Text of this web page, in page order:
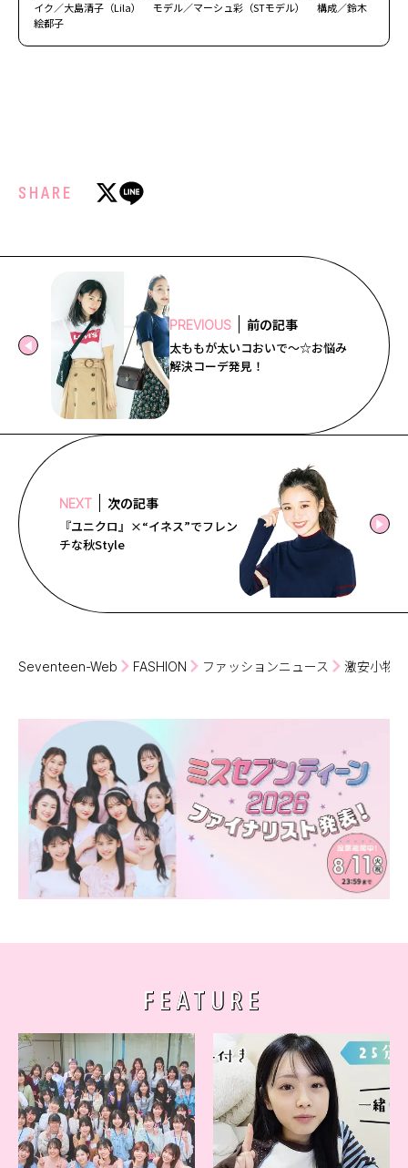
イク／大島清子（Lila） モデル／マーシュ彩（STモデル） 構成／鈴木
絵都子
SHARE
PREVIOUS 前の記事
太ももが太いコおいで～☆お悩み
解決コーデ発見！
NEXT 次の記事
『ユニクロ』×“イネス”でフレン
チな秋Style
Seventeen-Web FASHION ファッションニュース 激安小物
FEATURE